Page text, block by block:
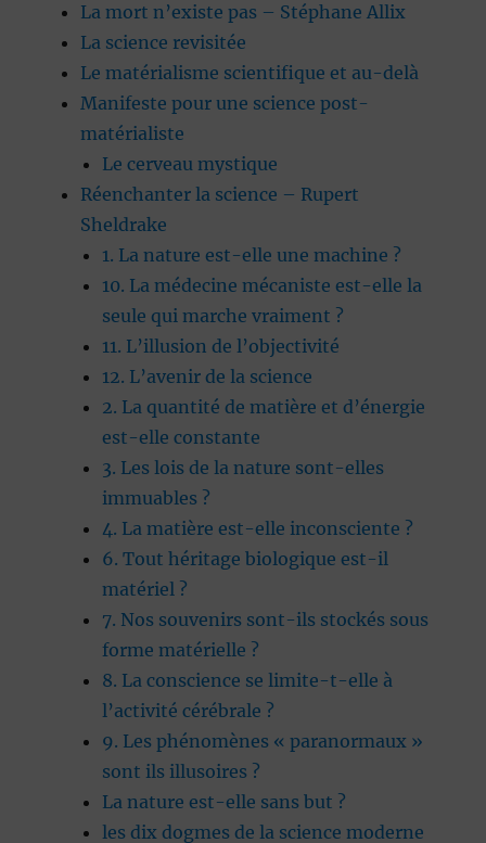
La mort n’existe pas – Stéphane Allix
La science revisitée
Le matérialisme scientifique et au-delà
Manifeste pour une science post-
matérialiste
Le cerveau mystique
Réenchanter la science – Rupert
Sheldrake
1. La nature est-elle une machine ?
10. La médecine mécaniste est-elle la
seule qui marche vraiment ?
11. L’illusion de l’objectivité
12. L’avenir de la science
2. La quantité de matière et d’énergie
est-elle constante
3. Les lois de la nature sont-elles
immuables ?
4. La matière est-elle inconsciente ?
6. Tout héritage biologique est-il
matériel ?
7. Nos souvenirs sont-ils stockés sous
forme matérielle ?
8. La conscience se limite-t-elle à
l’activité cérébrale ?
9. Les phénomènes « paranormaux »
sont ils illusoires ?
La nature est-elle sans but ?
les dix dogmes de la science moderne